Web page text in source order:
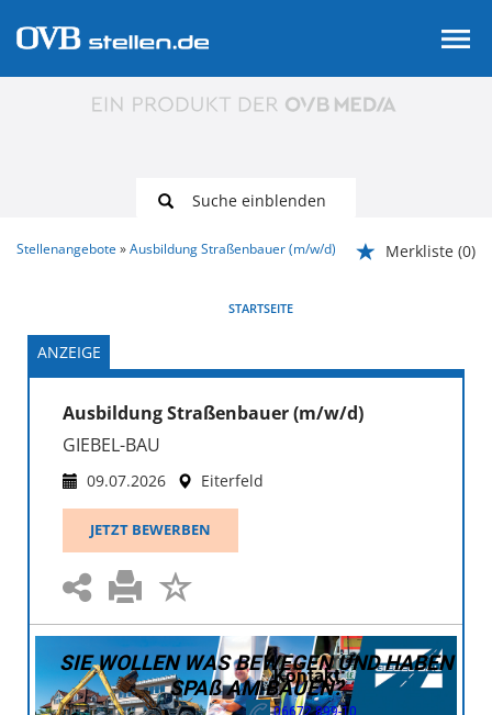
Suche einblenden
Stellenangebote Ausbildung Straßenbauer (m/w/d) Merkliste (0)
STARTSEITE
ANZEIGE
Ausbildung Straßenbauer (m/w/d)
GIEBEL-BAU
09.07.2026 Eiterfeld
JETZT BEWERBEN